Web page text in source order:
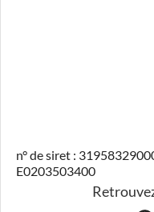
n° de siret :
E0203503400